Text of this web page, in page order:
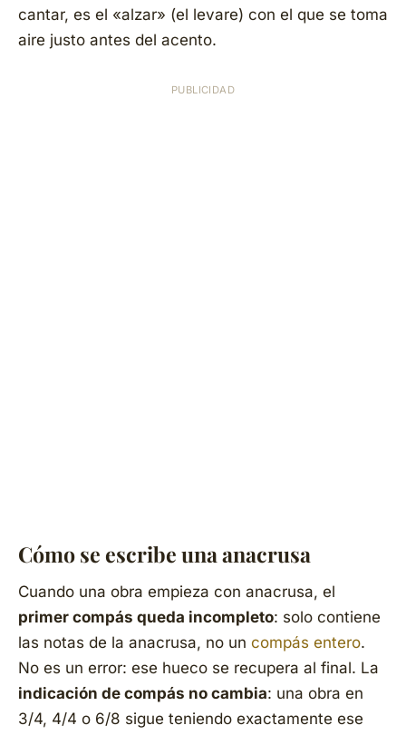
cantar, es el «alzar» (el levare) con el que se toma
aire justo antes del acento.
Cómo se escribe una anacrusa
Cuando una obra empieza con anacrusa, el
primer compás queda incompleto: solo contiene
las notas de la anacrusa, no un compás entero.
No es un error: ese hueco se recupera al final. La
indicación de compás no cambia: una obra en
3/4, 4/4 o 6/8 sigue teniendo exactamente ese